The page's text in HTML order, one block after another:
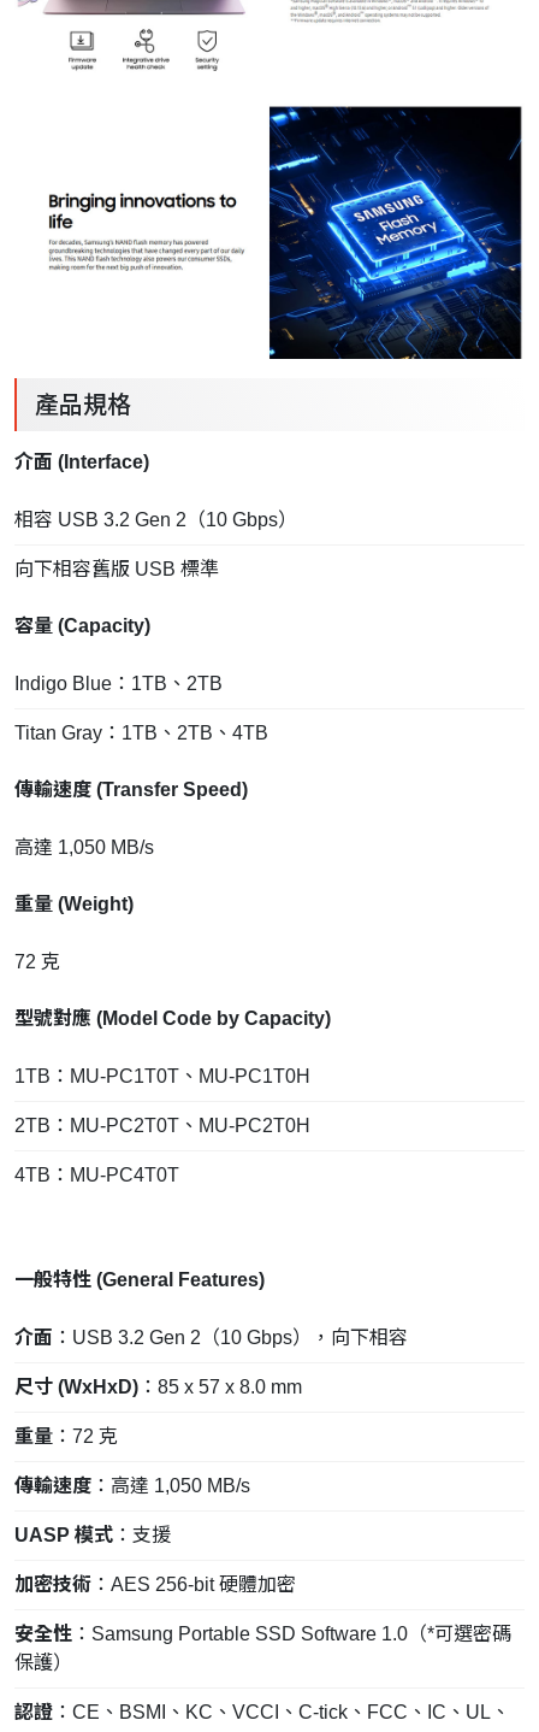
產品規格
介面 (Interface)
相容 USB 3.2 Gen 2（10 Gbps）
向下相容舊版 USB 標準
容量 (Capacity)
Indigo Blue：1TB、2TB
Titan Gray：1TB、2TB、4TB
傳輸速度 (Transfer Speed)
高達 1,050 MB/s
重量 (Weight)
72 克
型號對應 (Model Code by Capacity)
1TB：MU-PC1T0T、MU-PC1T0H
2TB：MU-PC2T0T、MU-PC2T0H
4TB：MU-PC4T0T
一般特性 (General Features)
介面 ：USB 3.2 Gen 2（10 Gbps），向下相容
尺寸 (WxHxD) ：85 x 57 x 8.0 mm
重量 ：72 克
傳輸速度 ：高達 1,050 MB/s
UASP 模式 ：支援
加密技術 ：AES 256-bit 硬體加密
安全性 ：Samsung Portable SSD Software 1.0（*可選密碼
保護）
認證 ：CE、BSMI、KC、VCCI、C-tick、FCC、IC、UL、